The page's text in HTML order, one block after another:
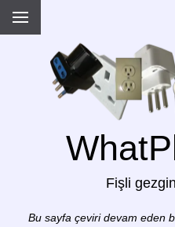
Fişli
Bu sayfa çeviri devam eden